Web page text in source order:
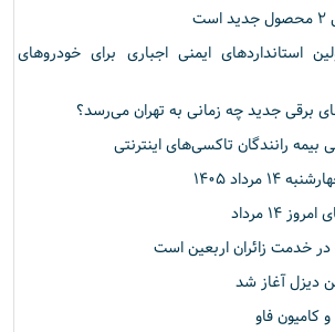
استانداردهای ایمنی اجباری برای خودروهای
برقی جدید چه زمانی به تهران می‌رسد؟
رانندگان تاکسی‌های اینترنتی
۱۴۰۵
۱۴ مرداد
در خدمت زائران اربعین است
دیزل آغاز شد
فاو